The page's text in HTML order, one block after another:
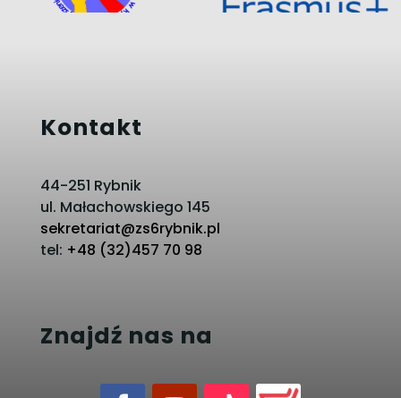
Kontakt
44-251 Rybnik
ul. Małachowskiego 145
sekretariat@zs6rybnik.pl
tel: +48 (32)457 70 98
Znajdź nas na